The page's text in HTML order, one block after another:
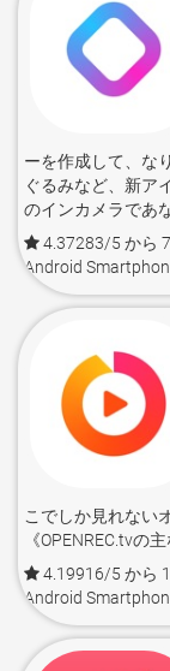
ーを作成して、な
ぐるみなど、新ア
のインカメラであな
4.37283/5 から
Android
こでしか見れない
《OPENREC.tvの
4.19916/5 から
Android